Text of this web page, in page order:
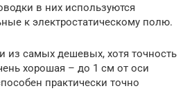
в них используются
к электростатическому полю.
из самых дешевых, хотя точность
хорошая – до 1 см от оси
практически точно